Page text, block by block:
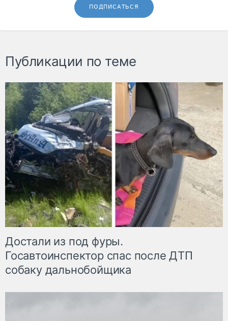
ПОДПИСАТЬСЯ
Публикации по теме
Достали из под фуры.
Госавтоинспектор спас после ДТП
собаку дальнобойщика